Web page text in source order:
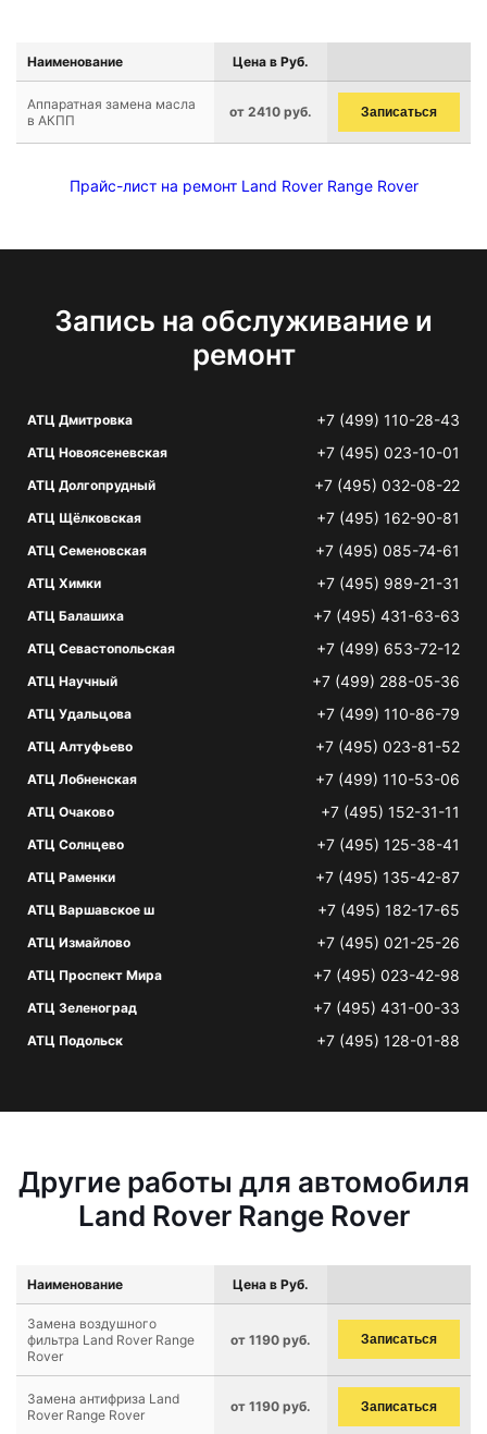
Наименование Цена в Руб.
Аппаратная замена масла
в АКПП
от 2410 руб. Записаться
Прайс-лист на ремонт Land Rover Range Rover
Запись на обслуживание и
ремонт
АТЦ Дмитровка +7 (499) 110-28-43
АТЦ Новоясеневская +7 (495) 023-10-01
АТЦ Долгопрудный +7 (495) 032-08-22
АТЦ Щёлковская +7 (495) 162-90-81
АТЦ Семеновская +7 (495) 085-74-61
АТЦ Химки +7 (495) 989-21-31
АТЦ Балашиха +7 (495) 431-63-63
АТЦ Севастопольская +7 (499) 653-72-12
АТЦ Научный +7 (499) 288-05-36
АТЦ Удальцова +7 (499) 110-86-79
АТЦ Алтуфьево +7 (495) 023-81-52
АТЦ Лобненская +7 (499) 110-53-06
АТЦ Очаково +7 (495) 152-31-11
АТЦ Солнцево +7 (495) 125-38-41
АТЦ Раменки +7 (495) 135-42-87
АТЦ Варшавское ш +7 (495) 182-17-65
АТЦ Измайлово +7 (495) 021-25-26
АТЦ Проспект Мира +7 (495) 023-42-98
АТЦ Зеленоград +7 (495) 431-00-33
АТЦ Подольск +7 (495) 128-01-88
Другие работы для автомобиля
Land Rover Range Rover
Наименование Цена в Руб.
Замена воздушного
фильтра Land Rover Range
Rover
от 1190 руб. Записаться
Замена антифриза Land
Rover Range Rover
от 1190 руб. Записаться